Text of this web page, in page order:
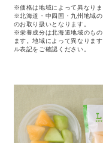
※価格は地域によって異なりま
※北海道・中四国・九州地域
のお取り扱いとなります。
※栄養成分は北海道地域のも
ます。地域によって異なりま
ル表記をご確認ください。